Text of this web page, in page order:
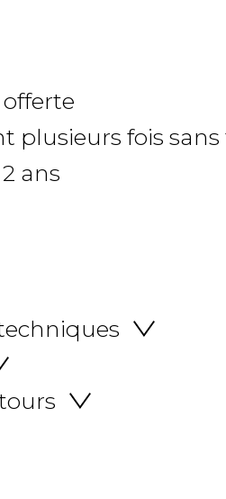
plusieurs fois sans
ans